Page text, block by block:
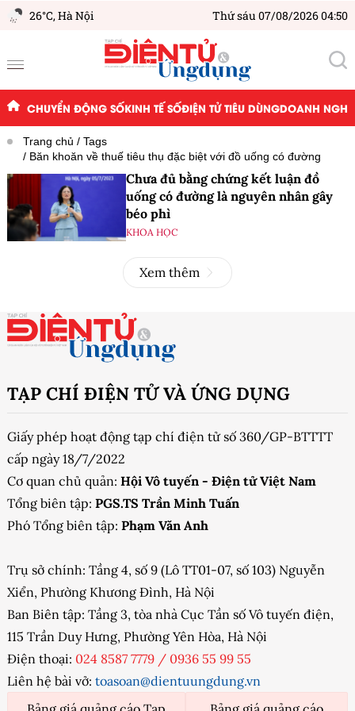
26°C,Hà Nội Thứ sáu 07/08/2026 04:50
CHUYỂN ĐỘNG SỐKINH TẾ SỐĐIỆN TỬ TIÊU DÙNGDOANH
Trang chủ
Tags
Băn khoăn về thuế tiêu thụ đặc biệt với đồ uống có đường
Chưa đủ bằng chứng kết luận đồ
uống có đường là nguyên nhân gây
béo phì
KHOA HỌC
Xem thêm
TẠP CHÍ ĐIỆN TỬ VÀ ỨNG DỤNG
Giấy phép hoạt động tạp chí điện tử số 360/GP-BTTTT
cấp ngày 18/7/2022
Cơ quan chủ quản: Hội Vô tuyến - Điện tử Việt Nam
Tổng biên tập: PGS.TS Trần Minh Tuấn
Phó Tổng biên tập: Phạm Văn Anh
Trụ sở chính: Tầng 4, số 9 (Lô TT01-07, số 103) Nguyễn
Xiển, Phường Khương Đình, Hà Nội
Ban Biên tập: Tầng 3, tòa nhà Cục Tần số Vô tuyến điện,
115 Trần Duy Hưng, Phường Yên Hòa, Hà Nội
Điện thoại: 024 8587 7779 / 0936 55 99 55
Liên hệ bài vở: toasoan@dientuungdung.vn